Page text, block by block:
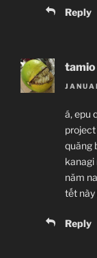
Reply
tamio
á, epu
quăng
kanagi
năm
tết này
Reply